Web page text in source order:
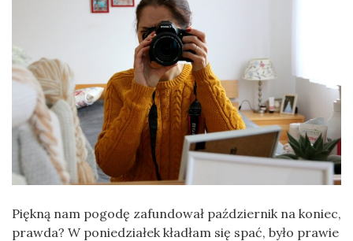
Piękną nam pogodę zafundował październik na koniec,
prawda? W poniedziałek kładłam się spać, było prawie